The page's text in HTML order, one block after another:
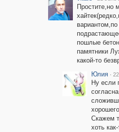
Простите,но
пошлые
памятники
какой-то
Юлия ·
Ну если
Скажем
хоть